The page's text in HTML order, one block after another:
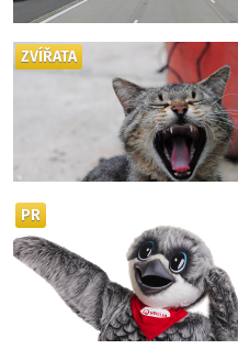
ZVÍŘATA
PR